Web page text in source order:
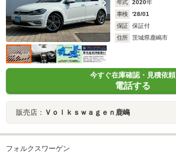
年式 2020年
車検
'28/01
保証
保証付
住所
茨城県鹿嶋市
今すぐ在庫確認・見積依頼
電話する
販売店： Ｖｏｌｋｓｗａｇｅｎ鹿嶋
フォルクスワーゲン